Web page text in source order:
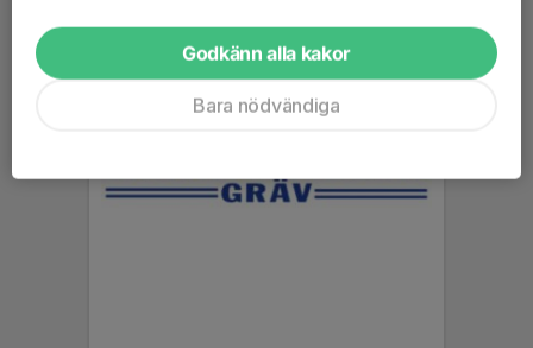
Godkänn alla kakor
Bara nödvändiga